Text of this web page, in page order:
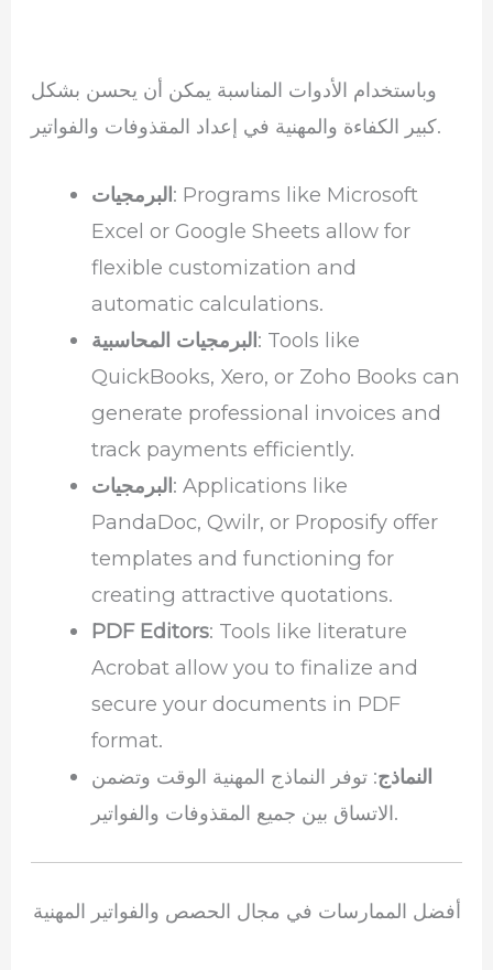
وباستخدام الأدوات المناسبة يمكن أن يحسن بشكل
كبير الكفاءة والمهنية في إعداد المقذوفات والفواتير.
البرمجيات: Programs like Microsoft
Excel or Google Sheets allow for
flexible customization and
automatic calculations.
البرمجيات المحاسبية: Tools like
QuickBooks, Xero, or Zoho Books can
generate professional invoices and
track payments efficiently.
البرمجيات: Applications like
PandaDoc, Qwilr, or Proposify offer
templates and functioning for
creating attractive quotations.
PDF Editors: Tools like literature
Acrobat allow you to finalize and
secure your documents in PDF
format.
النماذج: توفر النماذج المهنية الوقت وتضمن
الاتساق بين جميع المقذوفات والفواتير.
أفضل الممارسات في مجال الحصص والفواتير المهنية